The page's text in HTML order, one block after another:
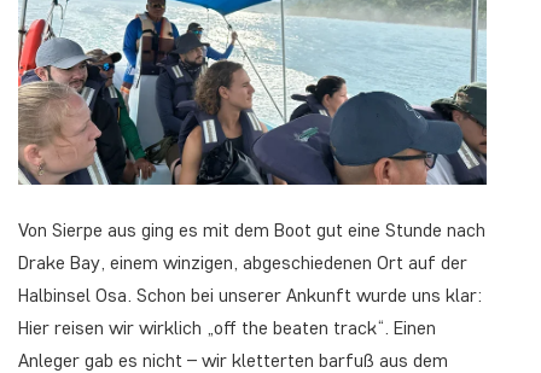
Von Sierpe aus ging es mit dem Boot gut eine Stunde nach
Drake Bay, einem winzigen, abgeschiedenen Ort auf der
Halbinsel Osa. Schon bei unserer Ankunft wurde uns klar:
Hier reisen wir wirklich „off the beaten track“. Einen
Anleger gab es nicht – wir kletterten barfuß aus dem